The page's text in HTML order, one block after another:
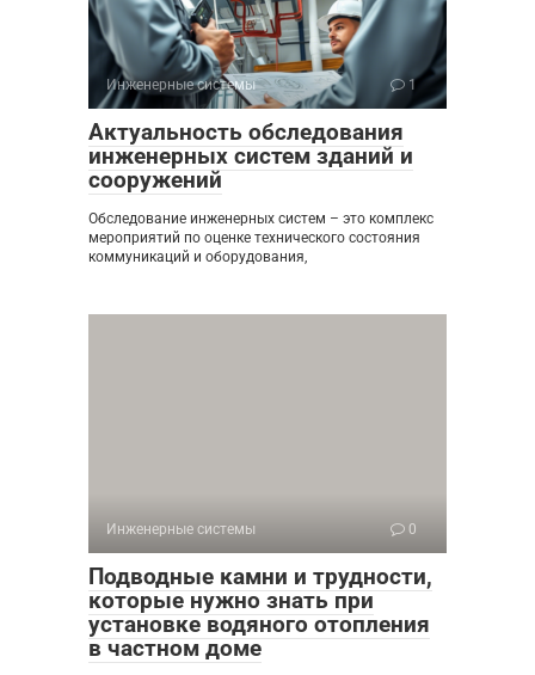
Инженерные системы 1
Актуальность обследования
инженерных систем зданий и
сооружений
Обследование инженерных систем – это комплекс
мероприятий по оценке технического состояния
коммуникаций и оборудования,
Инженерные системы 0
Подводные камни и трудности,
которые нужно знать при
установке водяного отопления
в частном доме